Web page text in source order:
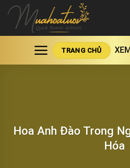
Skip
content
TRANG CHỦ
Hoa Anh Đào Trong
Hóa